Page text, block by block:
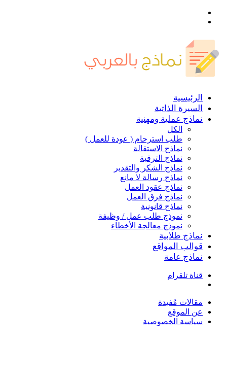
الرئيسية
السيرة الذاتية
نماذج عملية ومهنية
الكل
طلب استرحام ( عودة للعمل )
نماذج الاستقالة
نماذج الترقية
نماذج الشكر والتقدير
نماذج رسالة لا مانع
نماذج عقود العمل
نماذج فرق العمل
نماذج قانونية
نموذج طلب عمل / وظيفة
نموذج معالجة الأخطاء
نماذج طلابية
قوالب المواقع
نماذج عامة
قناة تلقرام
مقالات مُفيدة
عن الموقع
سياسة الخصوصية